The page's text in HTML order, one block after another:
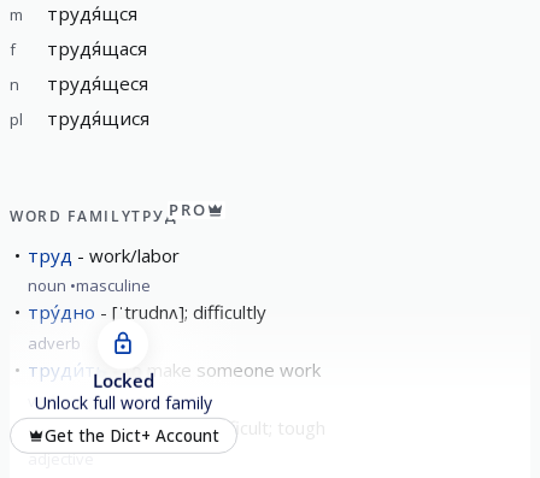
m трудя́щся
f трудя́щася
n трудя́щеся
pl трудя́щися
WORD FAMILYТРУДPRO
труд work/labor
noun masculine
тру́дно [ˈtrudnʌ]; difficultly
adverb
труди́ть to make someone work
verb imperfective
тру́дный [ˈtrudnɨɪ̯]; difficult; tough
adjective
Locked
Unlock full word family
Get the Dict+ Account